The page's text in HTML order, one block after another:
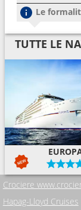
Le
TUTTE LE
Crociere
Hapag-Lloyd Cruises